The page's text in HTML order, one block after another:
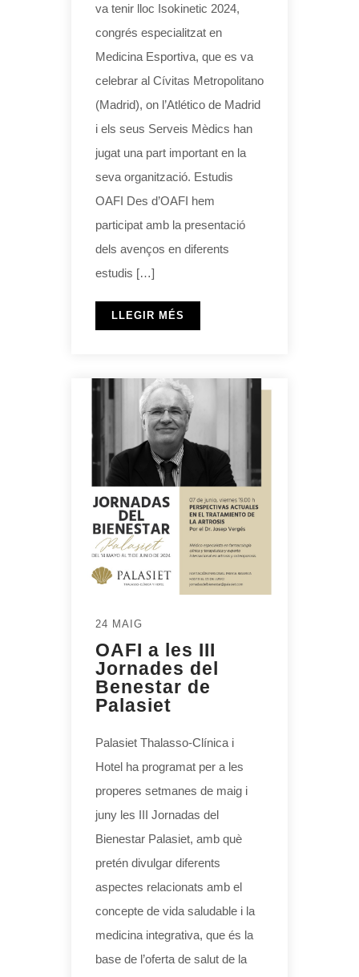
va tenir lloc Isokinetic 2024,
congrés especialitzat en
Medicina Esportiva, que es va
celebrar al Cívitas Metropolitano
(Madrid), on l’Atlético de Madrid
i els seus Serveis Mèdics han
jugat una part important en la
seva organització. Estudis
OAFI Des d’OAFI hem
participat amb la presentació
dels avenços en diferents
estudis […]
LLEGIR MÉS
24 MAIG
OAFI a les III
Jornades del
Benestar de
Palasiet
Palasiet Thalasso-Clínica i
Hotel ha programat per a les
properes setmanes de maig i
juny les III Jornadas del
Bienestar Palasiet, amb què
pretén divulgar diferents
aspectes relacionats amb el
concepte de vida saludable i la
medicina integrativa, que és la
base de l’oferta de salut de la